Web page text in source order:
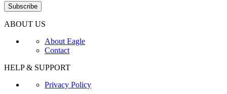
ABOUT US
About Eagle
Contact
HELP & SUPPORT
Privacy Policy